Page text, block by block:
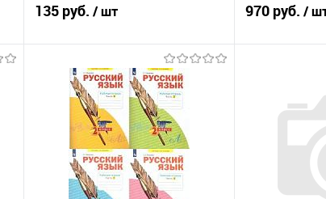
135 руб. / шт
Подписаться
Купить в 1 клик
К сравнению
В избранное
Недоступно
970 руб. /
Купить в 1
В избранное